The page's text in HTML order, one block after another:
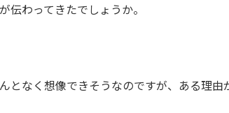
伝わってきたでしょうか。
となく想像できそうなのですが、ある理由